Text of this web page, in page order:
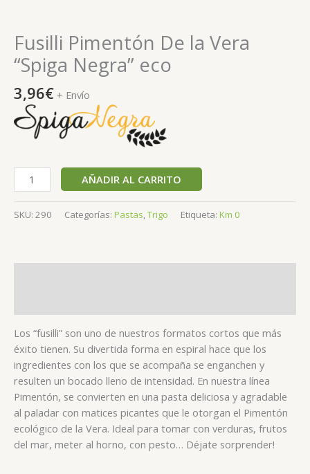
Fusilli Pimentón De la Vera
“Spiga Negra” eco
3,96€ + Envío
AÑADIR AL CARRITO
SKU: 290 Categorías: Pastas,Trigo Etiqueta: Km 0
Los “fusilli” son uno de nuestros formatos cortos que más
éxito tienen. Su divertida forma en espiral hace que los
ingredientes con los que se acompaña se enganchen y
resulten un bocado lleno de intensidad. En nuestra línea
Pimentón, se convierten en una pasta deliciosa y agradable
al paladar con matices picantes que le otorgan el Pimentón
ecológico de la Vera. Ideal para tomar con verduras, frutos
del mar, meter al horno, con pesto… Déjate sorprender!